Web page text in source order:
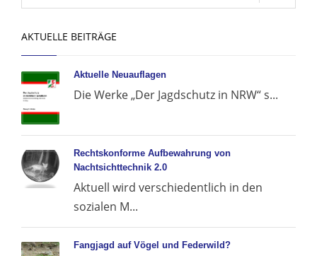
AKTUELLE BEITRÄGE
Aktuelle Neuauflagen
Die Werke „Der Jagdschutz in NRW“ s...
Rechtskonforme Aufbewahrung von
Nachtsichttechnik 2.0
Aktuell wird verschiedentlich in den
sozialen M...
Fangjagd auf Vögel und Federwild?